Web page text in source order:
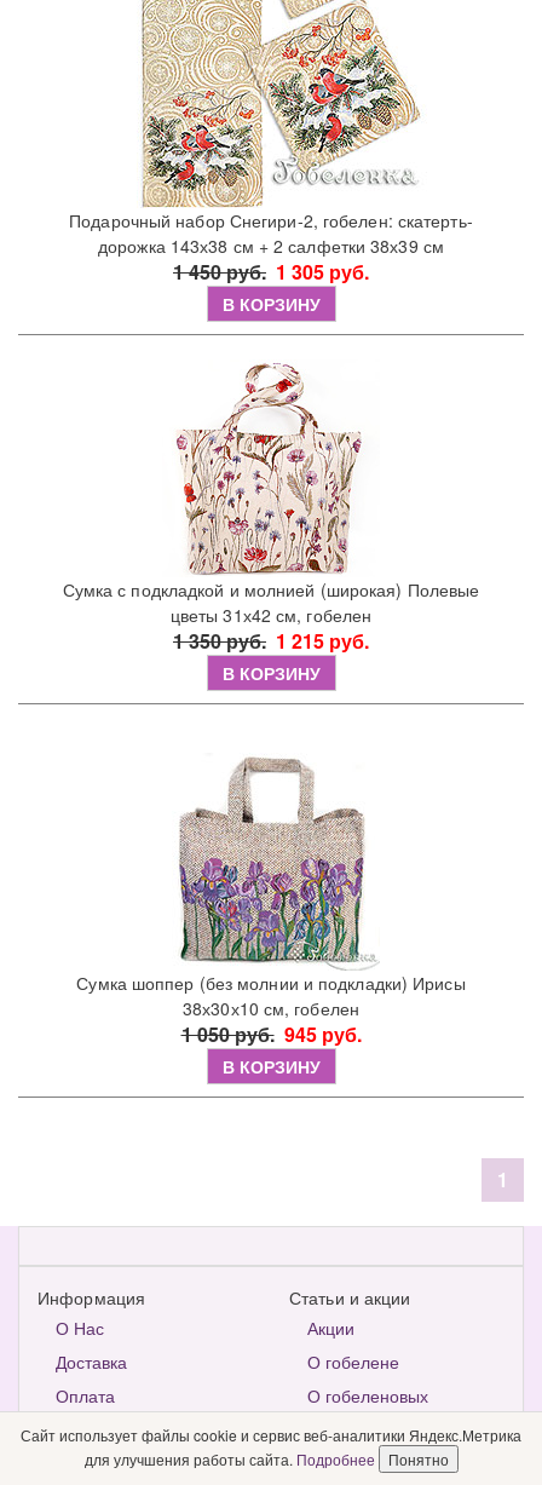
Подарочный набор Снегири-2, гобелен: скатерть-
дорожка 143х38 см + 2 салфетки 38х39 см
1 450 руб. 1 305 руб.
В КОРЗИНУ
Сумка с подкладкой и молнией (широкая) Полевые
цветы 31х42 см, гобелен
1 350 руб. 1 215 руб.
В КОРЗИНУ
Сумка шоппер (без молнии и подкладки) Ирисы
38х30х10 см, гобелен
1 050 руб. 945 руб.
В КОРЗИНУ
1
Информация
О Нас
Доставка
Оплата
Гарантии и возврат
Статьи и акции
Акции
О гобелене
О гобеленовых
скатертях
О покрывалах и
подушках
Сайт использует файлы cookie и сервис веб-аналитики Яндекс.Метрика
для улучшения работы сайта. Подробнее Понятно